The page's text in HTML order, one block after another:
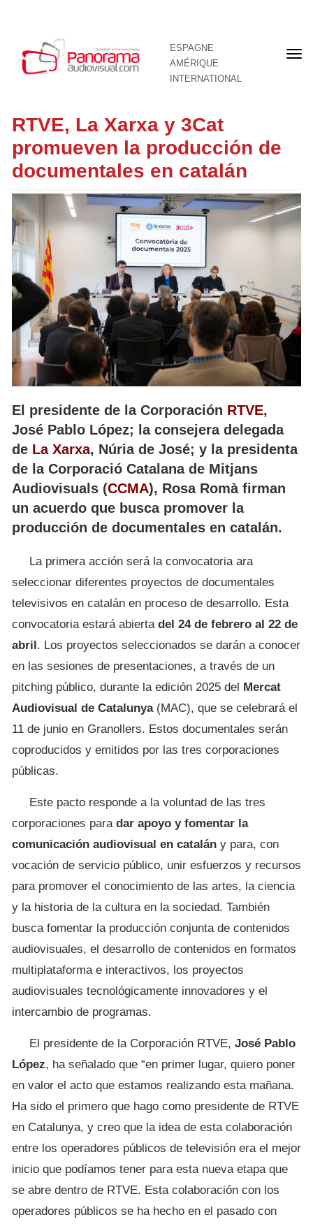
ESPAGNE
AMÉRIQUE
INTERNATIONAL
RTVE, La Xarxa y 3Cat
promueven la producción de
documentales en catalán
El presidente de la Corporación RTVE,
José Pablo López; la consejera delegada
de La Xarxa, Núria de José; y la presidenta
de la Corporació Catalana de Mitjans
Audiovisuals (CCMA), Rosa Romà firman
un acuerdo que busca promover la
producción de documentales en catalán.
La primera acción será la convocatoria ara
seleccionar diferentes proyectos de documentales
televisivos en catalán en proceso de desarrollo. Esta
convocatoria estará abierta del 24 de febrero al 22 de
abril. Los proyectos seleccionados se darán a conocer
en las sesiones de presentaciones, a través de un
pitching público, durante la edición 2025 del Mercat
Audiovisual de Catalunya (MAC), que se celebrará el
11 de junio en Granollers. Estos documentales serán
coproducidos y emitidos por las tres corporaciones
públicas.
Este pacto responde a la voluntad de las tres
corporaciones para dar apoyo y fomentar la
comunicación audiovisual en catalán y para, con
vocación de servicio público, unir esfuerzos y recursos
para promover el conocimiento de las artes, la ciencia
y la historia de la cultura en la sociedad. También
busca fomentar la producción conjunta de contenidos
audiovisuales, el desarrollo de contenidos en formatos
multiplataforma e interactivos, los proyectos
audiovisuales tecnológicamente innovadores y el
intercambio de programas.
El presidente de la Corporación RTVE, José Pablo
López, ha señalado que “en primer lugar, quiero poner
en valor el acto que estamos realizando esta mañana.
Ha sido el primero que hago como presidente de RTVE
en Catalunya, y creo que la idea de esta colaboración
entre los operadores públicos de televisión era el mejor
inicio que podíamos tener para esta nueva etapa que
se abre dentro de RTVE. Esta colaboración con los
operadores públicos se ha hecho en el pasado con